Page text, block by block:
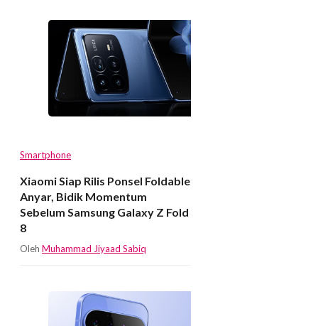
Smartphone
Xiaomi Siap Rilis Ponsel Foldable
Anyar, Bidik Momentum
Sebelum Samsung Galaxy Z Fold
8
Oleh Muhammad Jiyaad Sabiq